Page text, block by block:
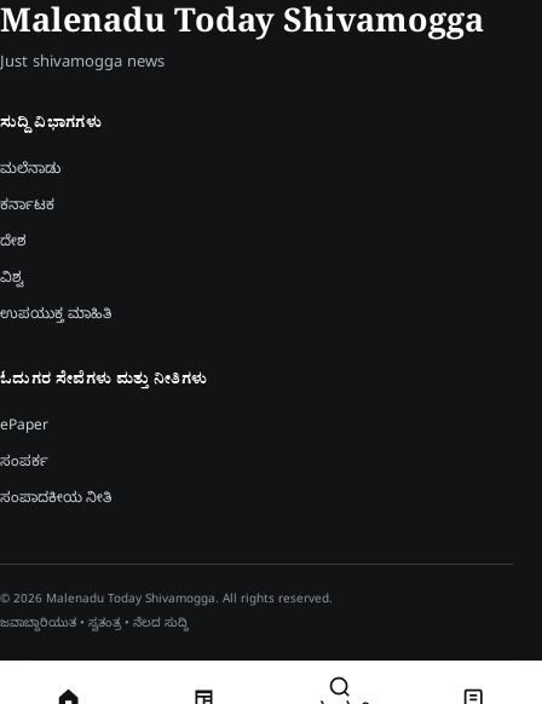
Malenadu Today Shivamogga
Just shivamogga news
ಸುದ್ದಿ ವಿಭಾಗಗಳು
ಮಲೆನಾಡು
ಕರ್ನಾಟಕ
ದೇಶ
ವಿಶ್ವ
ಉಪಯುಕ್ತ ಮಾಹಿತಿ
ಓದುಗರ ಸೇವೆಗಳು ಮತ್ತು ನೀತಿಗಳು
ePaper
ಸಂಪರ್ಕ
ಸಂಪಾದಕೀಯ ನೀತಿ
© 2026 Malenadu Today Shivamogga. All rights reserved.
ಜವಾಬ್ದಾರಿಯುತ • ಸ್ವತಂತ್ರ • ನೆಲದ ಸುದ್ದಿ